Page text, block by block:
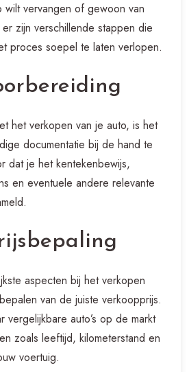
vervangen of gewoon van
zijn verschillende stappen die
proces soepel te laten verlopen.
het verkopen van je auto, is het
documentatie bij de hand te
dat je het kentekenbewijs,
en eventuele andere relevante
aspecten bij het verkopen
van de juiste verkoopprijs.
vergelijkbare auto’s op de markt
zoals leeftijd, kilometerstand en
voertuig.